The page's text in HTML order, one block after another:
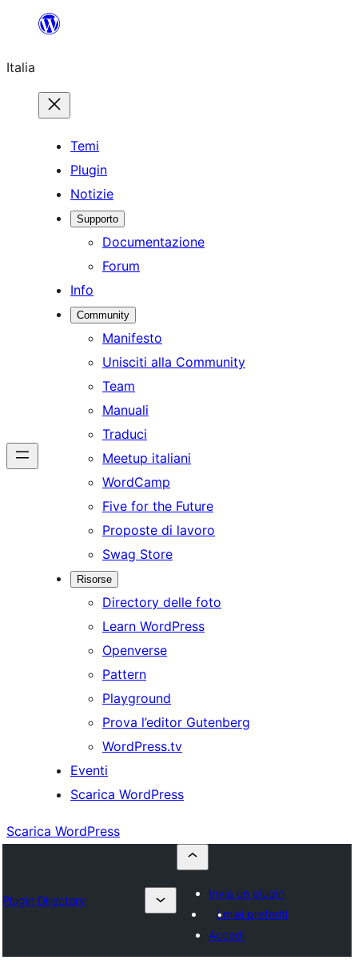
contenuto
Italia
Temi
Plugin
Notizie
Supporto
Documentazione
Forum
Info
Community
Manifesto
Unisciti alla Community
Team
Manuali
Traduci
Meetup italiani
WordCamp
Five for the Future
Proposte di lavoro
Swag Store
Risorse
Directory delle foto
Learn WordPress
Openverse
Pattern
Playground
Prova l’editor Gutenberg
WordPress.tv
Eventi
Scarica WordPress
Scarica WordPress
Plugin Directory
Invia un plugin
I miei preferiti
Accedi